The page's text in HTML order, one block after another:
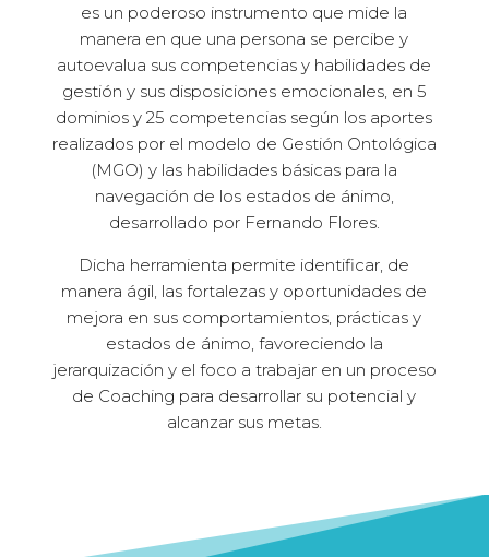
es un poderoso instrumento que mide la
manera en que una persona se percibe y
autoevalua sus competencias y habilidades de
gestión y sus disposiciones emocionales, en 5
dominios y 25 competencias según los aportes
realizados por el modelo de Gestión Ontológica
(MGO) y las habilidades básicas para la
navegación de los estados de ánimo,
desarrollado por Fernando Flores.
Dicha herramienta permite identificar, de
manera ágil, las fortalezas y oportunidades de
mejora en sus comportamientos, prácticas y
estados de ánimo, favoreciendo la
jerarquización y el foco a trabajar en un proceso
de Coaching para desarrollar su potencial y
alcanzar sus metas.